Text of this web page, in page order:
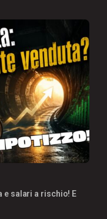
e salari a rischio! E